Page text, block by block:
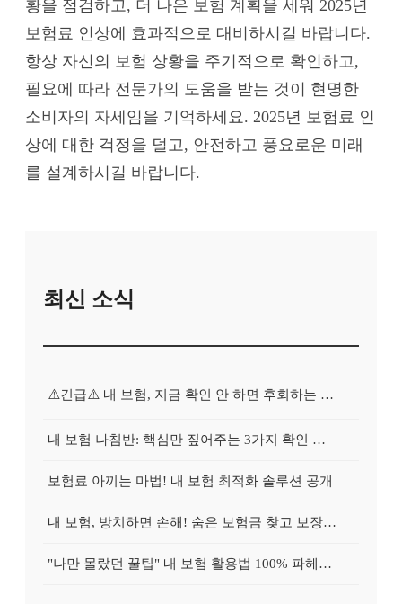
황을 점검하고, 더 나은 보험 계획을 세워 2025년
보험료 인상에 효과적으로 대비하시길 바랍니다.
항상 자신의 보험 상황을 주기적으로 확인하고,
필요에 따라 전문가의 도움을 받는 것이 현명한
소비자의 자세임을 기억하세요. 2025년 보험료 인
상에 대한 걱정을 덜고, 안전하고 풍요로운 미래
를 설계하시길 바랍니다.
최신 소식
⚠️긴급⚠️ 내 보험, 지금 확인 안 하면 후회하는 이유
내 보험 나침반: 핵심만 짚어주는 3가지 확인 포인트
보험료 아끼는 마법! 내 보험 최적화 솔루션 공개
내 보험, 방치하면 손해! 숨은 보험금 찾고 보장 업그레이드하는 비법
"나만 몰랐던 꿀팁" 내 보험 활용법 100% 파헤치기